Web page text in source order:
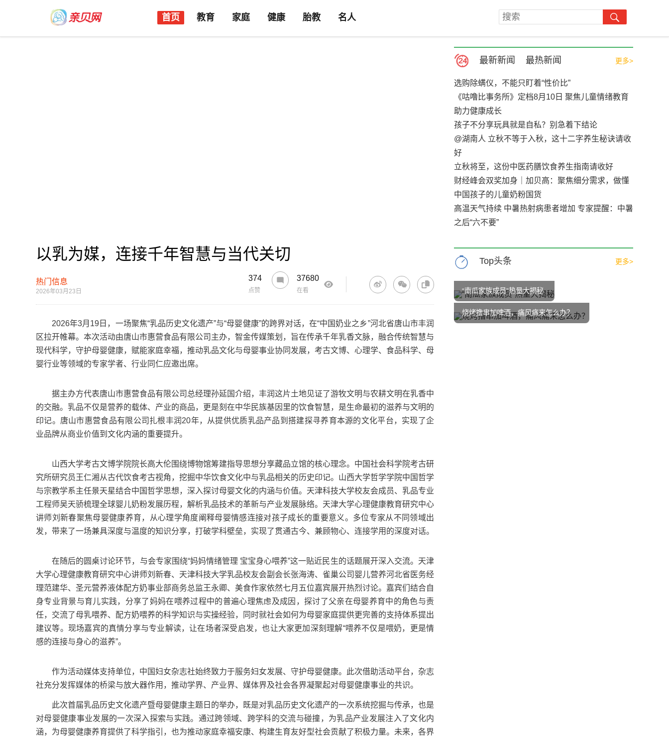
首页 教育 家庭 健康 胎教 名人
以乳为媒，连接千年智慧与当代关切
热门信息
2026年03月23日
374
点赞
37680
在看
2026年3月19日，一场聚焦“乳品历史文化遗产”与“母婴健康”的跨界对话，在“中国奶业之乡”河北省唐山市丰润
区拉开帷幕。本次活动由唐山市惠营食品有限公司主办，智金传媒策划，旨在传承千年乳香文脉，融合传统智慧与
现代科学，守护母婴健康，赋能家庭幸福，推动乳品文化与母婴事业协同发展，考古文博、心理学、食品科学、母
婴行业等领域的专家学者、行业同仁应邀出席。
据主办方代表唐山市惠营食品有限公司总经理孙延国介绍，丰润这片土地见证了游牧文明与农耕文明在乳香中
的交融。乳品不仅是营养的载体、产业的商品，更是刻在中华民族基因里的饮食智慧，是生命最初的滋养与文明的
印记。唐山市惠营食品有限公司扎根丰润20年，从提供优质乳品产品到搭建探寻养育本源的文化平台，实现了企
业品牌从商业价值到文化内涵的重要提升。
山西大学考古文博学院院长高大伦围绕博物馆筹建指导思想分享藏品立馆的核心理念。中国社会科学院考古研
究所研究员王仁湘从古代饮食考古视角，挖掘中华饮食文化中与乳品相关的历史印记。山西大学哲学学院中国哲学
与宗教学系主任景天星结合中国哲学思想，深入探讨母婴文化的内涵与价值。天津科技大学校友会成员、乳品专业
工程师吴天骄梳理全球婴儿奶粉发展历程，解析乳品技术的革新与产业发展脉络。天津大学心理健康教育研究中心
讲师刘新春聚焦母婴健康养育，从心理学角度阐释母婴情感连接对孩子成长的重要意义。多位专家从不同领域出
发，带来了一场兼具深度与温度的知识分享，打破学科壁垒，实现了贯通古今、兼顾物心、连接学用的深度对话。
在随后的圆桌讨论环节，与会专家围绕“妈妈情绪管理 宝宝身心喂养”这一贴近民生的话题展开深入交流。天津
大学心理健康教育研究中心讲师刘新春、天津科技大学乳品校友会副会长张海涛、雀巢公司婴儿营养河北省医务经
理范建华、圣元营养液体配方奶事业部商务总监王永卿、美食作家依然七月五位嘉宾展开热烈讨论。嘉宾们结合自
身专业背景与育儿实践，分享了妈妈在喂养过程中的普遍心理焦虑及成因，探讨了父亲在母婴养育中的角色与责
任，交流了母乳喂养、配方奶喂养的科学知识与实操经验，同时就社会如何为母婴家庭提供更完善的支持体系提出
建议等。现场嘉宾的真情分享与专业解读，让在场者深受启发，也让大家更加深刻理解“喂养不仅是喂奶，更是情
感的连接与身心的滋养”。
作为活动媒体支持单位，中国妇女杂志社始终致力于服务妇女发展、守护母婴健康。此次借助活动平台，杂志
社充分发挥媒体的桥梁与放大器作用，推动学界、产业界、媒体界及社会各界凝聚起对母婴健康事业的共识。
此次首届乳品历史文化遗产暨母婴健康主题日的举办，既是对乳品历史文化遗产的一次系统挖掘与传承，也是
对母婴健康事业发展的一次深入探索与实践。通过跨领域、跨学科的交流与碰撞，为乳品产业发展注入了文化内
涵，为母婴健康养育提供了科学指引，也为推动家庭幸福安康、构建生育友好型社会贡献了积极力量。未来，各界
最新新闻 最热新闻 更多>
选购除螨仪，不能只盯着“性价比”
《咕噜比事务所》定档8月10日 聚焦儿童情绪教育
助力健康成长
孩子不分享玩具就是自私？别急着下结论
@湖南人 立秋不等于入秋，这十二字养生秘诀请收
好
立秋将至，这份中医药膳饮食养生指南请收好
财经峰会双奖加身｜加贝高：聚焦细分需求，做懂
中国孩子的儿童奶粉国货
高温天气持续 中暑热射病患者增加 专家提醒：中暑
之后“六不要”
Top头条 更多>
“南瓜家族成员”热量大揭秘
烧烤撸串加啤酒，痛风痛来怎么办？